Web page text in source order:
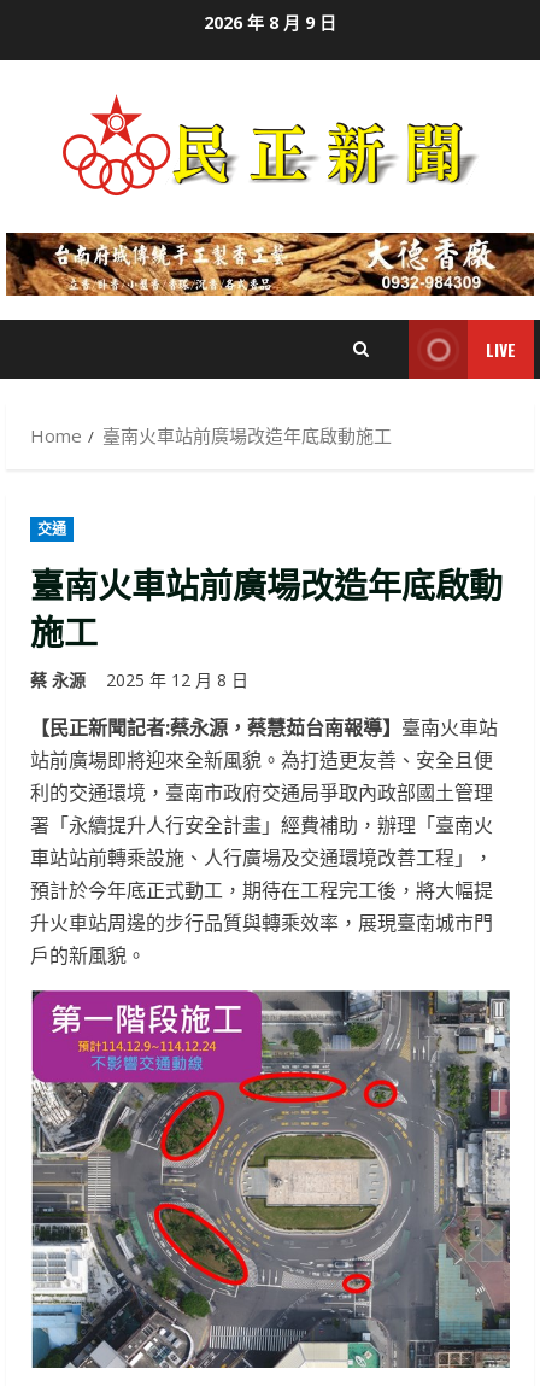
2026 年 8 月 9 日
LIVE
Home 臺南火車站前廣場改造年底啟動施工
交通
臺南火車站前廣場改造年底啟動
施工
蔡 永源 2025 年 12 月 8 日
【民正新聞記者:蔡永源，蔡慧茹台南報導】 臺南火車站
站前廣場即將迎來全新風貌。為打造更友善、安全且便
利的交通環境，臺南市政府交通局爭取內政部國土管理
署「永續提升人行安全計畫」經費補助，辦理「臺南火
車站站前轉乘設施、人行廣場及交通環境改善工程」，
預計於今年底正式動工，期待在工程完工後，將大幅提
升火車站周邊的步行品質與轉乘效率，展現臺南城市門
戶的新風貌。